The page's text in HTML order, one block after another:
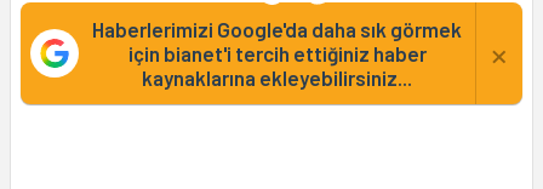
Haberlerimizi Google'da daha sık görmek
için bianet'i tercih ettiğiniz haber
kaynaklarına ekleyebilirsiniz...
×